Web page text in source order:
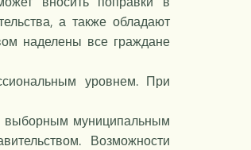
а также обладают
наделены все граждане
уровнем. При
выборным муниципальным
Возможности